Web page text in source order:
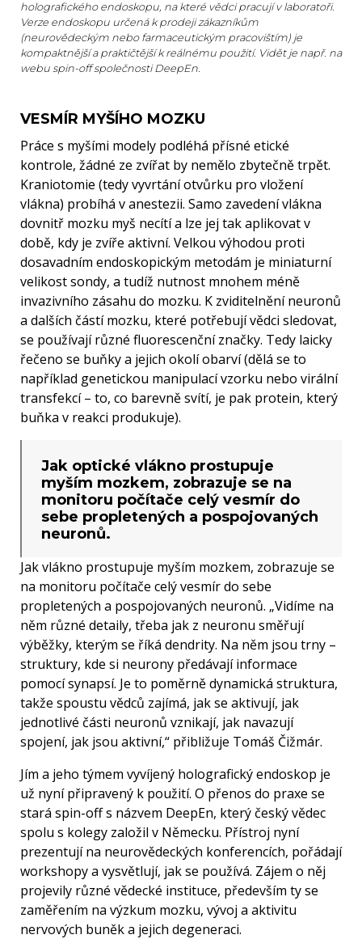
holografického endoskopu, na které vědci pracují v laboratoři.
Verze endoskopu určená k prodeji zákazníkům
(neurovědeckým nebo farmaceutickým pracovištím) je
kompaktnější a praktičtější k reálnému použití. Vidět je např. na
webu spin-off společnosti DeepEn.
VESMÍR MYŠÍHO MOZKU
Práce s myšími modely podléhá přísné etické
kontrole, žádné ze zvířat by nemělo zbytečně trpět.
Kraniotomie (tedy vyvrtání otvůrku pro vložení
vlákna) probíhá v anestezii. Samo zavedení vlákna
dovnitř mozku myš necítí a lze jej tak aplikovat v
době, kdy je zvíře aktivní. Velkou výhodou proti
dosavadním endoskopickým metodám je miniaturní
velikost sondy, a tudíž nutnost mnohem méně
invazivního zásahu do mozku. K zviditelnění neuronů
a dalších částí mozku, které potřebují vědci sledovat,
se používají různé fluorescenční značky. Tedy laicky
řečeno se buňky a jejich okolí obarví (dělá se to
například genetickou manipulací vzorku nebo virální
transfekcí – to, co barevně svítí, je pak protein, který
buňka v reakci produkuje).
Jak optické vlákno prostupuje
myším mozkem, zobrazuje se na
monitoru počítače celý vesmír do
sebe propletených a pospojovaných
neuronů.
Jak vlákno prostupuje myším mozkem, zobrazuje se
na monitoru počítače celý vesmír do sebe
propletených a pospojovaných neuronů. „Vidíme na
něm různé detaily, třeba jak z neuronu směřují
výběžky, kterým se říká dendrity. Na něm jsou trny –
struktury, kde si neurony předávají informace
pomocí synapsí. Je to poměrně dynamická struktura,
takže spoustu vědců zajímá, jak se aktivují, jak
jednotlivé části neuronů vznikají, jak navazují
spojení, jak jsou aktivní,“ přibližuje Tomáš Čižmár.
Jím a jeho týmem vyvíjený holografický endoskop je
už nyní připravený k použití. O přenos do praxe se
stará spin-off s názvem DeepEn, který český vědec
spolu s kolegy založil v Německu. Přístroj nyní
prezentují na neurovědeckých konferencích, pořádají
workshopy a vysvětlují, jak se používá. Zájem o něj
projevily různé vědecké instituce, především ty se
zaměřením na výzkum mozku, vývoj a aktivitu
nervových buněk a jejich degeneraci.